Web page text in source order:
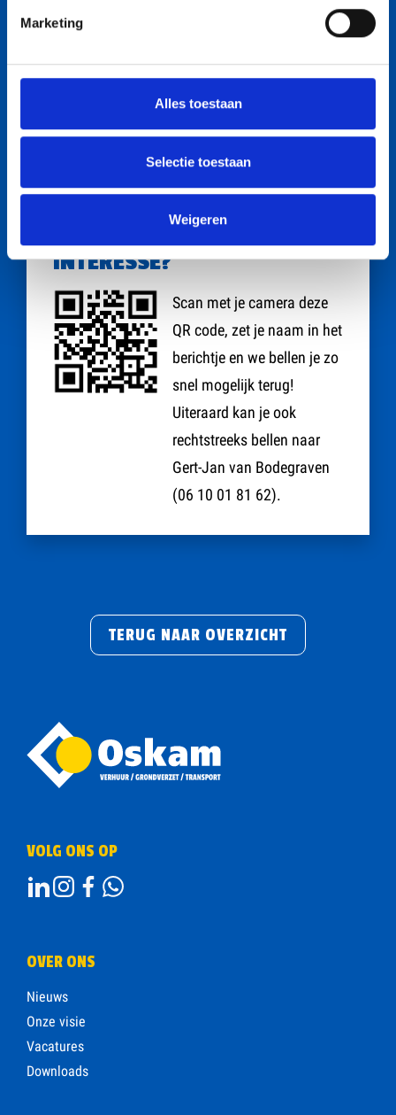
Marketing
Alles toestaan
Selectie toestaan
Weigeren
Werken binnen een professioneel team, waar
vakbekwaamheid hoog in het vaandel staat.
Een prettige werkomgeving met een focus op
INTERESSE?
Scan met je camera deze
QR code, zet je naam in het
berichtje en we bellen je zo
snel mogelijk terug!
Uiteraard kan je ook
rechtstreeks bellen naar
Gert-Jan van Bodegraven
(06 10 01 81 62).
TERUG NAAR OVERZICHT
VOLG ONS OP
OVER ONS
Nieuws
Onze visie
Vacatures
Downloads